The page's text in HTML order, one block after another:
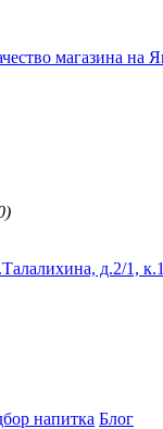
д.2/1, к.1
напитка Блог